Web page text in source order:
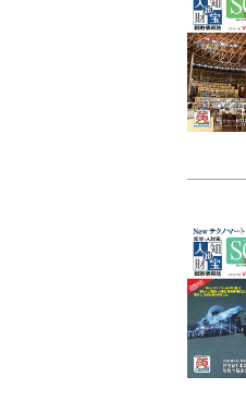
新卒採用
キャリア採用